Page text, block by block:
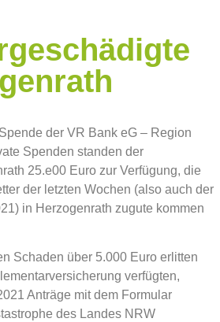
der VR Bank eG – Region
Spenden standen der
25.e00 Euro zur Verfügung, die
der letzten Wochen (also auch der
in Herzogenrath zugute kommen
Schaden über 5.000 Euro erlitten
verfügten,
Anträge mit dem Formular
des Landes NRW